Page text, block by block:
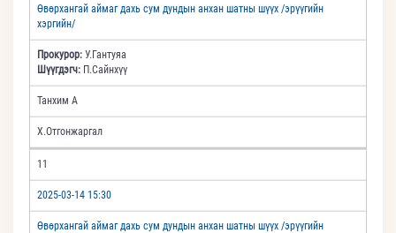
Өвөрхангай аймаг дахь сум дундын анхан шатны шүүх /эрүүгийн
хэргийн/
Прокурор: У.Гантуяа
Шүүгдэгч: П.Сайнхүү
Танхим А
Х.Отгонжаргал
11
2025-03-14 15:30
Өвөрхангай аймаг дахь сум дундын анхан шатны шүүх /эрүүгийн